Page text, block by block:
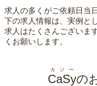
求人の多くがご依頼日当
下の求人情報は、実例と
求人はたくさんございま
くお願いします。
CaSy
カジー
の